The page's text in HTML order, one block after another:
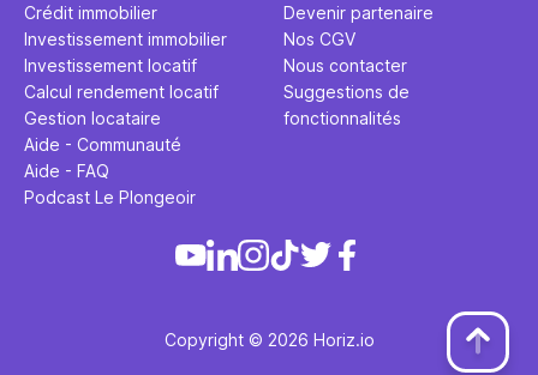
Crédit immobilier
Investissement immobilier
Investissement locatif
Calcul rendement locatif
Gestion locataire
Aide - Communauté
Aide - FAQ
Podcast Le Plongeoir
Devenir partenaire
Nos CGV
Nous contacter
Suggestions de
fonctionnalités
Copyright © 2026 Horiz.io